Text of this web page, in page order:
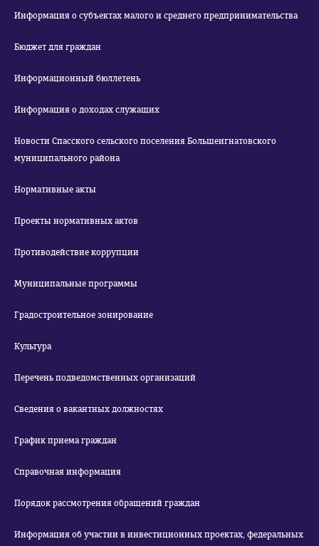
Информация о субъектах малого и среднего предпринимательства
Бюджет для граждан
Информационный бюллетень
Информация о доходах служащих
Новости Спасского сельского поселения Большеигнатовского
муниципального района
Нормативные акты
Проекты нормативных актов
Противодействие коррупции
Муниципальные программы
Градостроительное зонирование
Культура
Перечень подведомственных организаций
Сведения о вакантных должностях
График приема граждан
Справочная информация
Порядок рассмотрения обращений граждан
Информация об участии в инвестиционных проектах, федеральных